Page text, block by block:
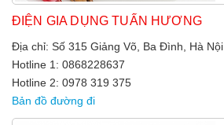
ĐIỆN GIA DỤNG TUẤN HƯƠNG
Địa chỉ: Số 315 Giảng Võ, Ba Đình, Hà Nội
Hotline 1: 0868228637
Hotline 2: 0978 319 375
Bản đồ đường đi